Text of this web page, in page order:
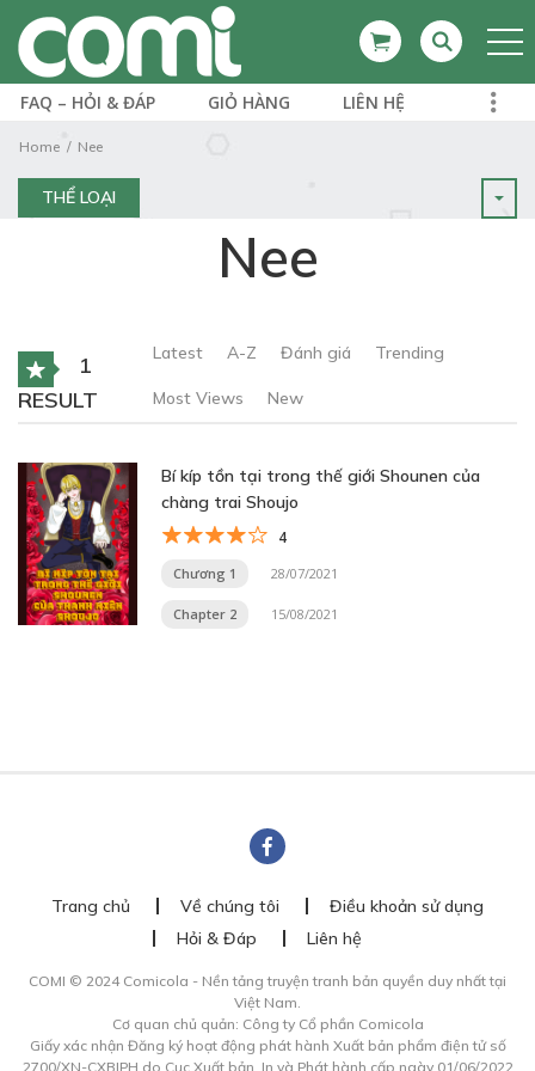
FAQ – HỎI & ĐÁP GIỎ HÀNG LIÊN HỆ
Home Nee
THỂ LOẠI
Nee
1
RESULT
Latest A-Z Đánh giá Trending
Most Views New
Bí kíp tồn tại trong thế giới Shounen của
chàng trai Shoujo
4
Chương 1 28/07/2021
Chapter 2 15/08/2021
Trang chủ Về chúng tôi
Điều khoản sử dụng
Hỏi & Đáp
Liên hệ
COMI © 2024 Comicola - Nền tảng truyện tranh bản quyền duy nhất tại
Việt Nam.
Cơ quan chủ quản: Công ty Cổ phần Comicola
Giấy xác nhận Đăng ký hoạt động phát hành Xuất bản phẩm điện tử số
2700/XN-CXBIPH do Cục Xuất bản, In và Phát hành cấp ngày 01/06/2022